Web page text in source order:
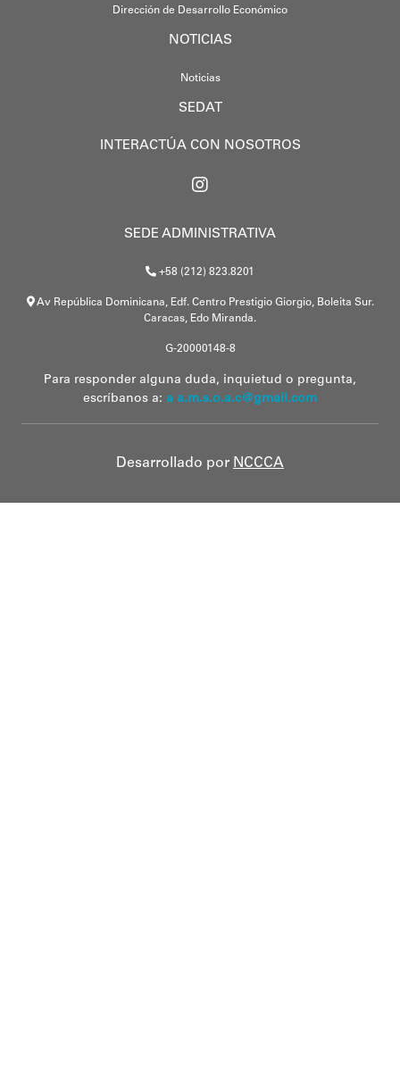
Dirección de Desarrollo Económico
NOTICIAS
Noticias
SEDAT
INTERACTÚA CON NOSOTROS
SEDE ADMINISTRATIVA
+58 (212) 823.8201
Av República Dominicana, Edf. Centro Prestigio Giorgio, Boleita Sur.
Caracas, Edo Miranda.
G-20000148-8
Para responder alguna duda, inquietud o pregunta,
escríbanos a: a a.m.s.o.a.c@gmail.com
Desarrollado por NCCCA